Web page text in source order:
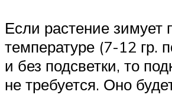
Если растение зимует
температуре (7-12 гр.
и без подсветки, то
не требуется. Оно